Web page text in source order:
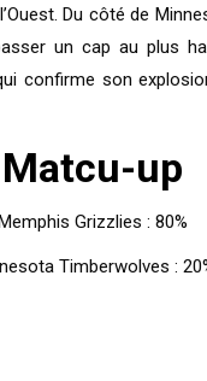
Du côté de
un cap au plus
confirme son
Matcu-up
Grizzlies : 80%
Timberwolves :